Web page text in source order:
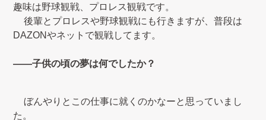
趣味は野球観戦、プロレス観戦です。
後輩とプロレスや野球観戦にも行きますが、普段は
DAZONやネットで観戦してます。
――子供の頃の夢は何でしたか？
ぼんやりとこの仕事に就くのかなーと思っていまし
た。